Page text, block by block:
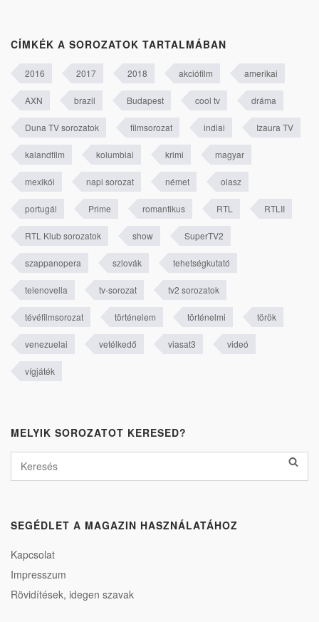
CÍMKÉK A SOROZATOK TARTALMÁBAN
2016 2017 2018 akciófilm amerikai
AXN brazil Budapest cool tv dráma
Duna TV sorozatok filmsorozat indiai Izaura TV
kalandfilm kolumbiai krimi magyar
mexikói napi sorozat német olasz
portugál Prime romantikus RTL RTLII
RTL Klub sorozatok show SuperTV2
szappanopera szlovák tehetségkutató
telenovella tv-sorozat tv2 sorozatok
tévéfilmsorozat történelem történelmi török
venezuelai vetélkedő viasat3 videó
vígjáték
MELYIK SOROZATOT KERESED?
SEGÉDLET A MAGAZIN HASZNÁLATÁHOZ
Kapcsolat
Impresszum
Rövidítések, idegen szavak